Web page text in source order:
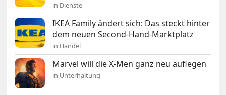
in Dienste
IKEA Family ändert sich: Das steckt hinter
dem neuen Second-Hand-Marktplatz
in Handel
Marvel will die X-Men ganz neu auflegen
in Unterhaltung